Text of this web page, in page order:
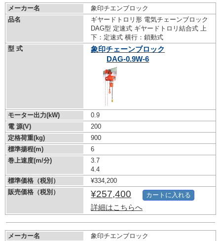
メーカー名
象印チエンブロック
品名
ギヤードトロリ形 電気チェーンブロック
DAG型 定速式 ギヤードトロリ結合式 上
下：定速式 横行：鎖動式
型 式
象印チェーンブロック
DAG-0.9W-6
モーター出力(kW)
0.9
電 源(V)
200
定格荷重(kg)
900
標準揚程(m)
6
巻上速度(m/分)
3.7
4.4
標準価格（税別）
¥334,200
販売価格（税別）
¥257,400
詳細はこちらへ
カートに入れる
メーカー名 象印チエンブロック